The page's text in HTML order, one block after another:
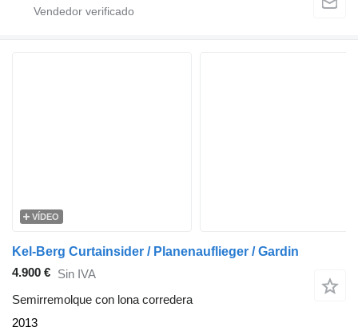
VÍDEO
Kel-Berg Curtainsider / Planenauflieger / Gardin
4.900 € Sin IVA
Semirremolque con lona corredera
2013